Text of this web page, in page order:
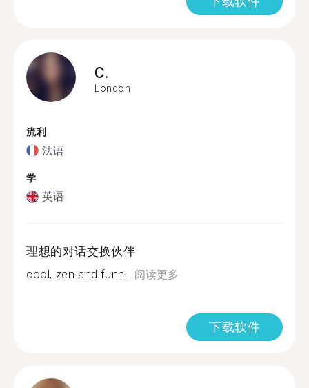
C.
London
流利
法语
学
英语
理想的对话交换伙伴
cool, zen and funn...阅读更多
下载软件